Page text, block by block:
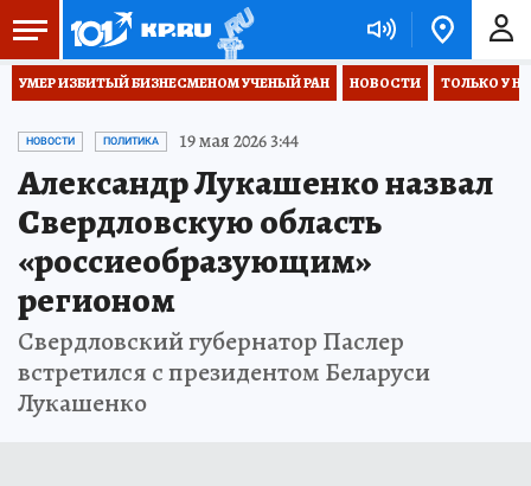
УМЕР ИЗБИТЫЙ БИЗНЕСМЕНОМ УЧЕНЫЙ РАН НОВОСТИ ТОЛЬКО У
НОВОСТИ ПОЛИТИКА 19 мая 2026 3:44
Александр Лукашенко назвал
Свердловскую область
«россиеобразующим»
регионом
Свердловский губернатор Паслер
встретился с президентом Беларуси
Лукашенко